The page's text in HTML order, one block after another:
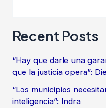
Recent Posts
“Hay que darle una
que la justicia opera”:
“Los municipios
inteligencia”: Indra